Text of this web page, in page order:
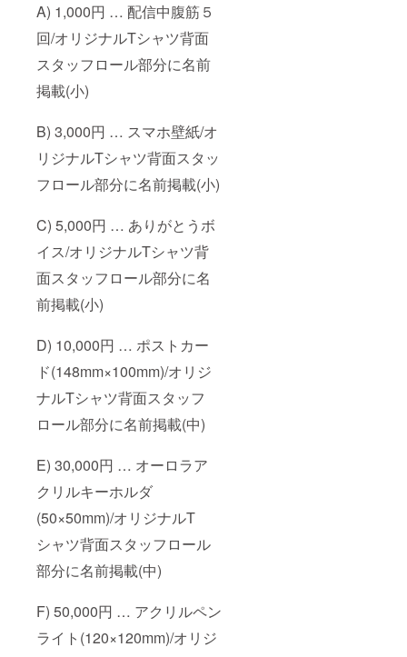
A) 1,000円 … 配信中腹筋５
回/オリジナルTシャツ背面
スタッフロール部分に名前
掲載(小)
B) 3,000円 … スマホ壁紙/オ
リジナルTシャツ背面スタッ
フロール部分に名前掲載(小)
C) 5,000円 … ありがとうボ
イス/オリジナルTシャツ背
面スタッフロール部分に名
前掲載(小)
D) 10,000円 … ポストカー
ド(148mm×100mm)/オリジ
ナルTシャツ背面スタッフ
ロール部分に名前掲載(中)
E) 30,000円 … オーロラア
クリルキーホルダ
(50×50mm)/オリジナルT
シャツ背面スタッフロール
部分に名前掲載(中)
F) 50,000円 … アクリルペン
ライト(120×120mm)/オリジ